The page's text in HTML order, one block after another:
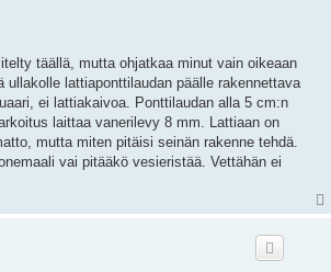
täällä, mutta ohjatkaa minut vain oikeaan
ullakolle lattiaponttilaudan päälle rakennettava
ei lattiakaivoa. Ponttilaudan alla 5 cm:n
laittaa vanerilevy 8 mm. Lattiaan on
mutta miten pitäisi seinän rakenne tehdä.
vai pitääkö vesieristää. Vettähän ei